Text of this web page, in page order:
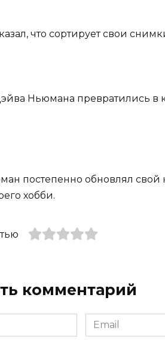
что сортирует свои
Ньюмана превратились в
постепенно обновлял
хобби.
комментарий
Email
*